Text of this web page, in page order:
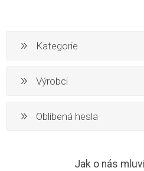
Kategorie
Výrobci
Oblíbená hesla
Jak o nás